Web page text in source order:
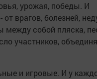
урожая, победы. И
врагов, болезней,
между собой пляска,
участников,
и игровые. И у